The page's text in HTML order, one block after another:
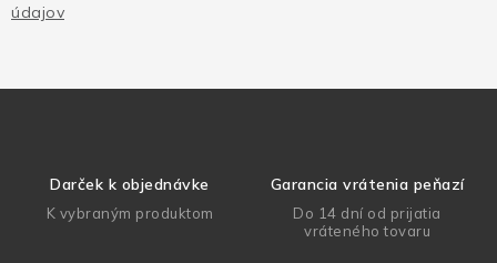
údajov
Darček k objednávke
K vybraným produktom
Garancia vrátenia peňazí
Do 14 dní od prijatia
vráteného tovaru